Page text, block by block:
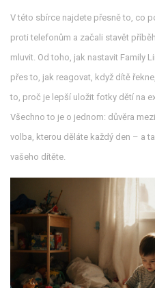
V této sbírce najdete přesně to, co
proti telefonům a začali stavět
mluvit. Od toho, jak nastavit Family
přes to, jak reagovat, když dítě
to, proč je lepší uložit fotky dětí na
Všechno to je o jednom: důvěra
volba, kterou děláte každý den – a
vašeho dítěte.